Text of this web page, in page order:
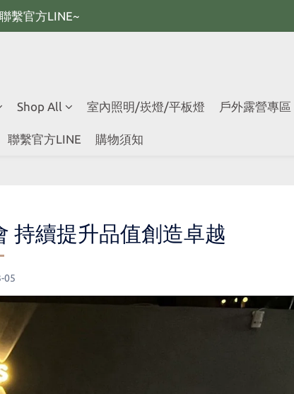
繫官方LINE~
繫官方LINE~
繫官方LINE~
Shop All 室內照明/崁燈/平板燈 戶外露營專區
聯繫官方LINE 購物須知
持續提升品值創造卓越
05